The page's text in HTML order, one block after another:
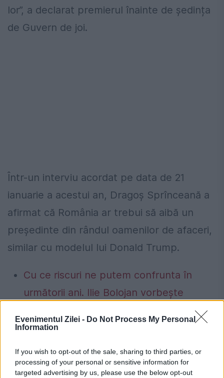
Evenimentul Zilei - Do Not Process My Personal
Information
If you wish to opt-out of the sale, sharing to third parties, or
processing of your personal or sensitive information for
targeted advertising by us, please use the below opt-out
lor”, a declarat premierul înainte de ședința
de Guvern de joi.
Într-un interviu acordat pe data de 21
ianuarie a acestui an, Dragoș Sprînceană a
afirmat că România ar trebui să aibă un
președinte din rândul oamenilor de afaceri,
similar cu modelul lui Donald Trump.
Cu ce riscuri ne putem confrunta în
următorii ani. Ilie Bolojan vorbește
putem trece la o perspectivă stabilă
Uniunii Europene. Eurostat a publicat un